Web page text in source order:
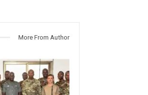
More From Author